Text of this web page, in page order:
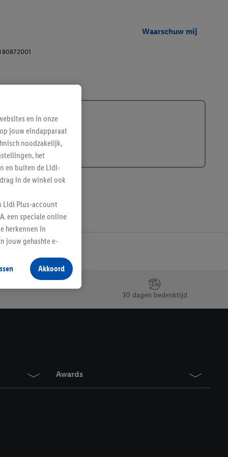
Waarschuw mij
30 dagen bedenktijd
Awards
en in onze
jouw eindapparaat
noodzakelijk,
het
en buiten de Lidl-
in de winkel ook
Lidl Plus-account
een speciale online
herkennen in
jouw gehashte e-
producten waarin je
te plaatsen
verschillende
kunnen worden
vergelijkbare
in te
Akkoord